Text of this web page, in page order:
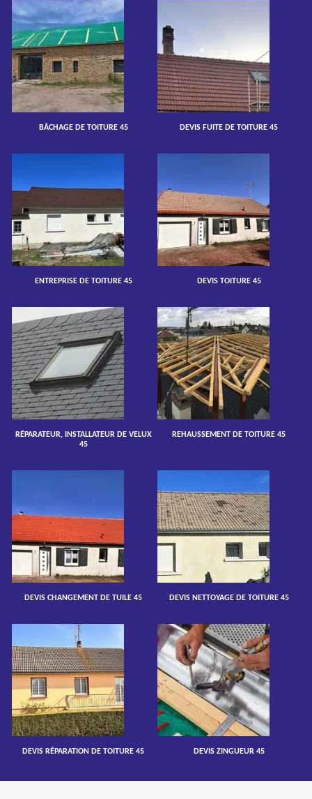
BÂCHAGE DE TOITURE 45 DEVIS FUITE DE TOITURE 45
ENTREPRISE DE TOITURE 45 DEVIS TOITURE 45
RÉPARATEUR, INSTALLATEUR DE VELUX
45
REHAUSSEMENT DE TOITURE 45
DEVIS CHANGEMENT DE TUILE 45 DEVIS NETTOYAGE DE TOITURE 45
DEVIS RÉPARATION DE TOITURE 45 DEVIS ZINGUEUR 45